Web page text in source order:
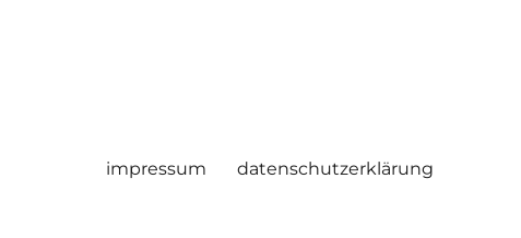
impressum datenschutzerklärung